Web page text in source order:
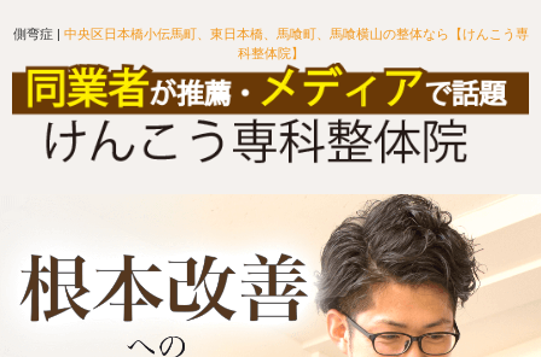
側弯症 | 中央区日本橋小伝馬町、東日本橋、馬喰町、馬喰横山の整体なら【けんこう専
科整体院】